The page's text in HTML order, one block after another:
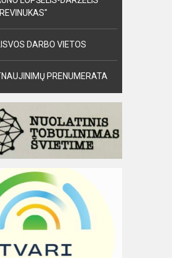
DARBO VIETOS
PRENUMERATA